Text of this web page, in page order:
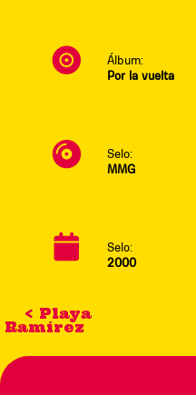
Álbum:
Por la vuelta
Selo:
MMG
Selo:
2000
< Playa
Ramírez